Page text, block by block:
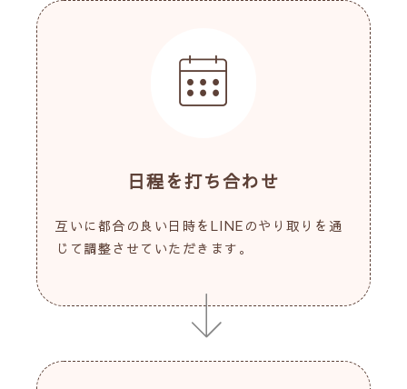
日程を打ち合わせ
互いに都合の良い日時をLINEのやり取りを通
じて調整させていただきます。